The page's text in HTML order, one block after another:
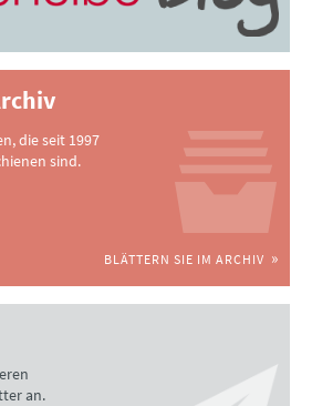
die seit 1997
sind.
BLÄTTERN SIE IM ARCHIV
an.